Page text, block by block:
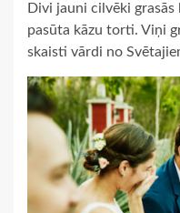
Divi jauni cilvēki
pasūta kāzu torti. Viņi
skaisti vārdi no